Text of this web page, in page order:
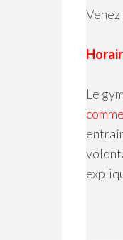
Venez
Le